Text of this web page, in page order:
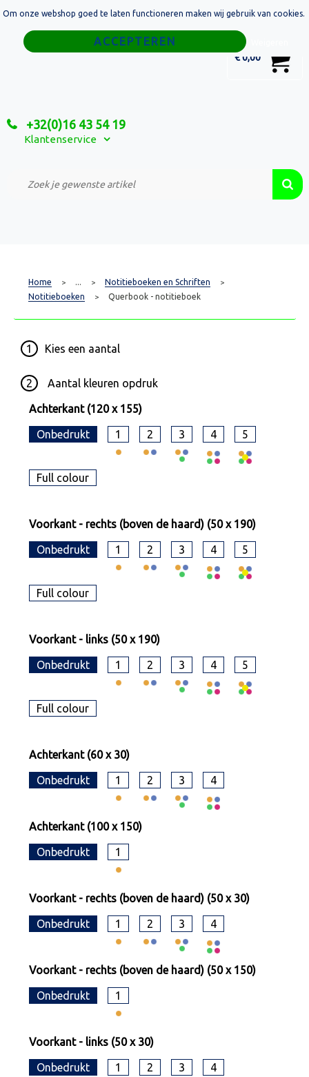
€ 0,00
+32(0)16 43 54 19
Klantenservice
Home
Relatiegeschenken
Custom Made Projecten
Home > ... > Notitieboeken en Schriften >
Notitieboeken > Querbook - notitieboek
1 Kies een aantal
2 Aantal kleuren opdruk
Achterkant (120 x 155)
Onbedrukt 1 2 3 4 5
Full colour
Voorkant - rechts (boven de haard) (50 x 190)
Onbedrukt 1 2 3 4 5
Full colour
Voorkant - links (50 x 190)
Onbedrukt 1 2 3 4 5
Full colour
Achterkant (60 x 30)
Onbedrukt 1 2 3 4
Achterkant (100 x 150)
Onbedrukt 1
Voorkant - rechts (boven de haard) (50 x 30)
Onbedrukt 1 2 3 4
Voorkant - rechts (boven de haard) (50 x 150)
Onbedrukt 1
Voorkant - links (50 x 30)
Onbedrukt 1 2 3 4
Om onze webshop goed te laten functioneren maken wij gebruik van cookies.